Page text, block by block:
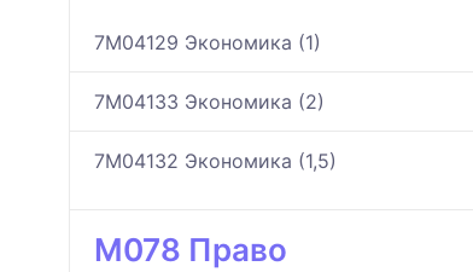
7M04129 Экономика (1)
7M04133 Экономика (2)
7M04132 Экономика (1,5)
M078 Право